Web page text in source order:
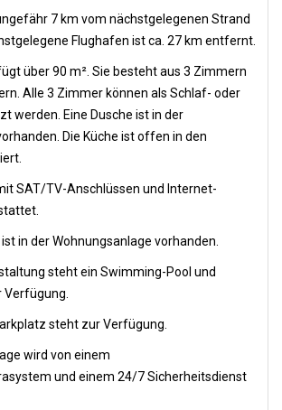
7 km vom nächstgelegenen Strand
Flughafen ist ca. 27 km entfernt.
über 90 m². Sie besteht aus 3 Zimmern
Alle 3 Zimmer können als Schlaf- oder
werden. Eine Dusche ist in der
Die Küche ist offen in den
SAT/TV-Anschlüssen und Internet-
in der Wohnungsanlage vorhanden.
steht ein Swimming-Pool und
Verfügung.
steht zur Verfügung.
wird von einem
und einem 24/7 Sicherheitsdienst